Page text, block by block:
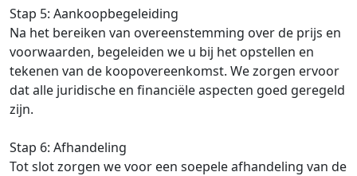
Stap 5: Aankoopbegeleiding
Na het bereiken van overeenstemming over de prijs en
voorwaarden, begeleiden we u bij het opstellen en
tekenen van de koopovereenkomst. We zorgen ervoor
dat alle juridische en financiële aspecten goed geregeld
zijn.
Stap 6: Afhandeling
Tot slot zorgen we voor een soepele afhandeling van de